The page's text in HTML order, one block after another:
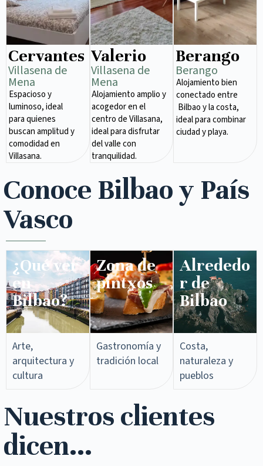
Cervantes
Villasena de
Mena​
Espacioso y
luminoso, ideal
para quienes
buscan amplitud y
comodidad en
Villasana.
Valerio
Villasena de
Mena​
Alojamiento amplio y
acogedor en el
centro de Villasana,
ideal para disfrutar
del valle con
tranquilidad.
Berango
Berango
Alojamiento bien
conectado entre
Bilbao y la costa,
ideal para combinar
ciudad y playa.
Conoce Bilbao y País
Vasco
¿Qué ver
en
Bilbao?
Arte,
arquitectura y
cultura
Zona de
pintxos​
Gastronomía y
tradición local
Alrededo
r de
Bilbao
Costa,
naturaleza y
pueblos
Nuestros clientes
dicen...